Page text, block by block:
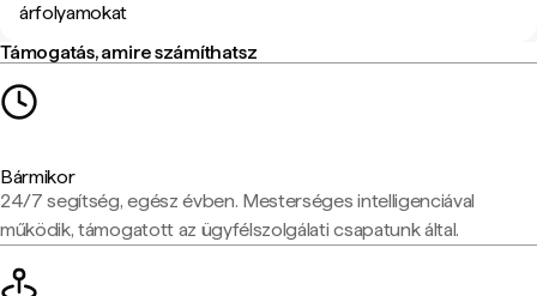
árfolyamokat
Támogatás, amire számíthatsz
Bármikor
24/7 segítség, egész évben. Mesterséges intelligenciával
működik, támogatott az ügyfélszolgálati csapatunk által.